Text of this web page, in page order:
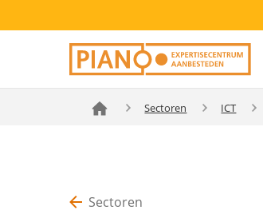
Overslaan
Secondary
navigation
Sectoren ICT
Sectoren